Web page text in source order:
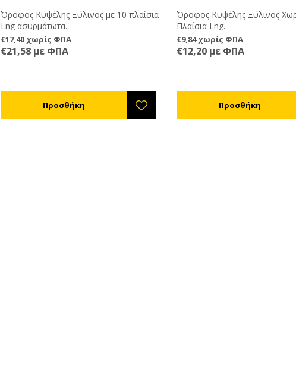
Όροφος Κυψέλης Ξύλινος με 10 πλαίσια
Lng ασυρμάτωτα.
€17,40 χωρίς ΦΠΑ
€21,58 με ΦΠΑ
Όροφος Κυψέλης Ξύλινος
Πλαίσια Lng.
€9,84 χωρίς ΦΠΑ
€12,20 με ΦΠΑ